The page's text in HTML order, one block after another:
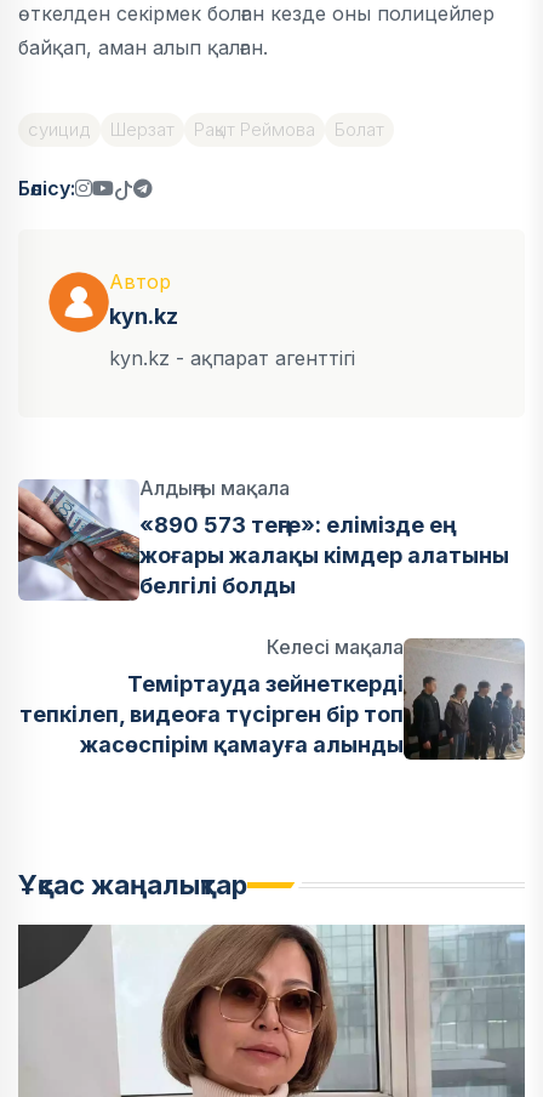
өткелден секірмек болған кезде оны полицейлер
байқап, аман алып қалған.
суицид Шерзат Рақыт Реймова Болат
Бөлісу:
Автор
kyn.kz
kyn.kz - ақпарат агенттігі
Алдыңғы мақала
«890 573 теңге»: елімізде ең
жоғары жалақы кімдер алатыны
белгілі болды
Келесі мақала
Теміртауда зейнеткерді
тепкілеп, видеоға түсірген бір топ
жасөспірім қамауға алынды
Ұқсас жаңалықтар